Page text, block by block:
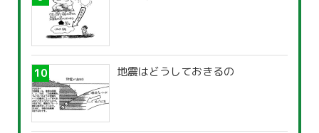
地震はどうしておきるの